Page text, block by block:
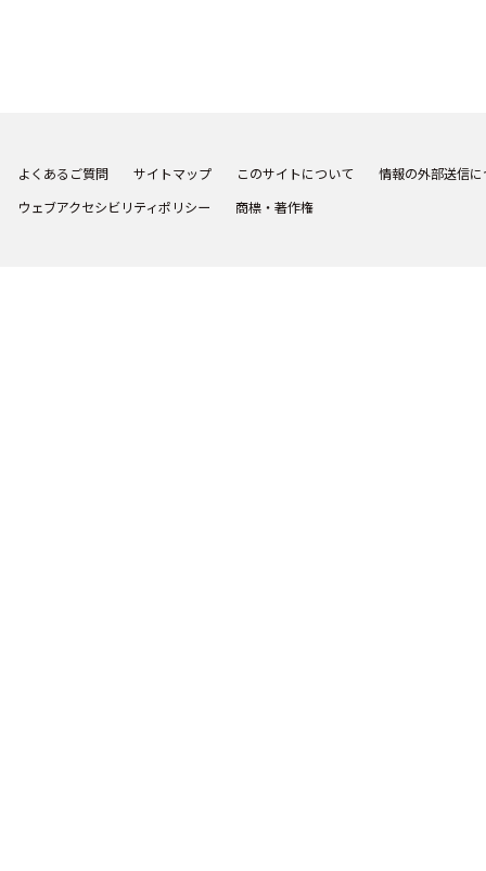
よくあるご質問 サイトマップ このサイトについて
情報の外部送信
ウェブアクセシビリティポリシー
商標・著作権